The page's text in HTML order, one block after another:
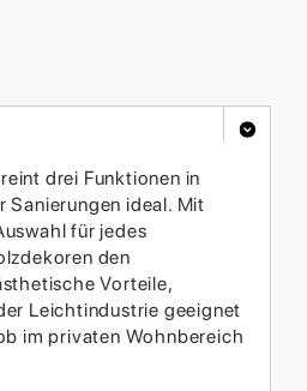
drei Funktionen in
Sanierungen ideal. Mit
für jedes
den
Vorteile,
Leichtindustrie geeignet
im privaten Wohnbereich